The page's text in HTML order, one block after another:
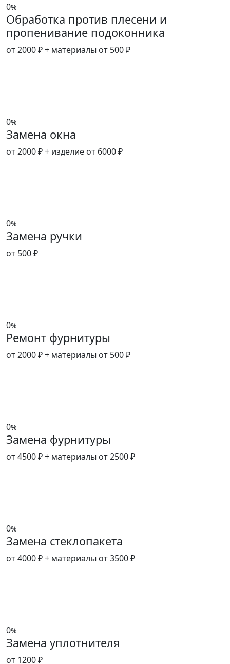
0%
Обработка против плесени и
пропенивание подоконника
от 2000 ₽+ материалы от 500 ₽
0%
Замена окна
от 2000 ₽+ изделие от 6000 ₽
0%
Замена ручки
от 500 ₽
0%
Ремонт фурнитуры
от 2000 ₽+ материалы от 500 ₽
0%
Замена фурнитуры
от 4500 ₽+ материалы от 2500 ₽
0%
Замена стеклопакета
от 4000 ₽+ материалы от 3500 ₽
0%
Замена уплотнителя
от 1200 ₽